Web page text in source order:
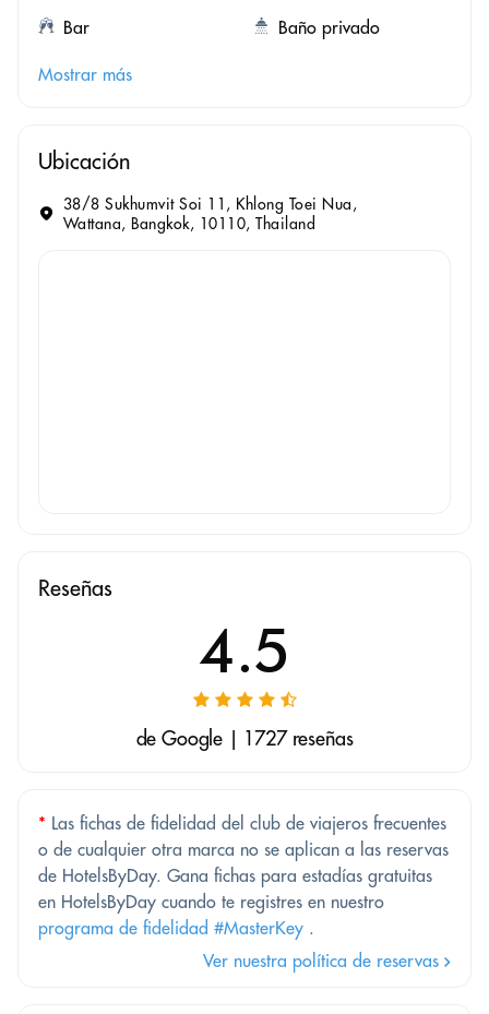
Bar
Baño privado
Mostrar más
Ubicación
38/8 Sukhumvit Soi 11, Khlong Toei Nua,
Wattana, Bangkok, 10110, Thailand
Reseñas
4.5
de Google | 1727 reseñas
* Las fichas de fidelidad del club de viajeros frecuentes
o de cualquier otra marca no se aplican a las reservas
de HotelsByDay. Gana fichas para estadías gratuitas
en HotelsByDay cuando te registres en nuestro
programa de fidelidad #MasterKey .
Ver nuestra política de reservas